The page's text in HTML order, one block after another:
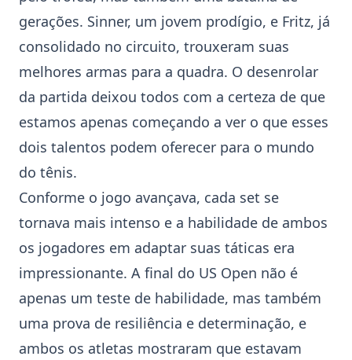
gerações. Sinner, um jovem prodígio, e Fritz, já
consolidado no circuito, trouxeram suas
melhores armas para a quadra. O desenrolar
da partida deixou todos com a certeza de que
estamos apenas começando a ver o que esses
dois talentos podem oferecer para o mundo
do tênis.
Conforme o jogo avançava, cada set se
tornava mais intenso e a habilidade de ambos
os jogadores em adaptar suas táticas era
impressionante. A final do US Open não é
apenas um teste de habilidade, mas também
uma prova de resiliência e determinação, e
ambos os atletas mostraram que estavam